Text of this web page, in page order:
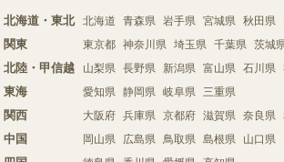
北海道・東北 北海道 青森県 岩手県 宮城県 秋田県
関東 東京都 神奈川県 埼玉県 千葉県 茨城
北陸・甲信越 山梨県 長野県 新潟県 富山県 石川県
東海 愛知県 静岡県 岐阜県 三重県
関西 大阪府 兵庫県 京都府 滋賀県 奈良県
中国 岡山県 広島県 鳥取県 島根県 山口県